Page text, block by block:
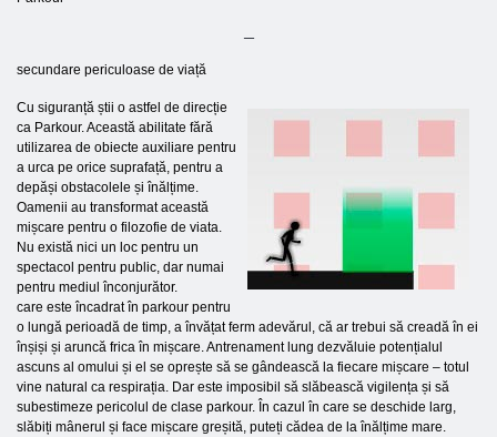
–
secundare periculoase de viață
Cu siguranță știi o astfel de direcție
ca Parkour. Această abilitate fără
utilizarea de obiecte auxiliare pentru
a urca pe orice suprafață, pentru a
depăși obstacolele și înălțime.
Oamenii au transformat această
mișcare pentru o filozofie de viata.
Nu există nici un loc pentru un
spectacol pentru public, dar numai
pentru mediul înconjurător.
care este încadrat în parkour pentru
o lungă perioadă de timp, a învățat ferm adevărul, că ar trebui să creadă în ei
înșiși și aruncă frica în mișcare. Antrenament lung dezvăluie potențialul
ascuns al omului și el se oprește să se gândească la fiecare mișcare – totul
vine natural ca respirația. Dar este imposibil să slăbească vigilența și să
subestimeze pericolul de clase parkour. În cazul în care se deschide larg,
slăbiți mânerul și face mișcare greșită, puteți cădea de la înălțime mare.